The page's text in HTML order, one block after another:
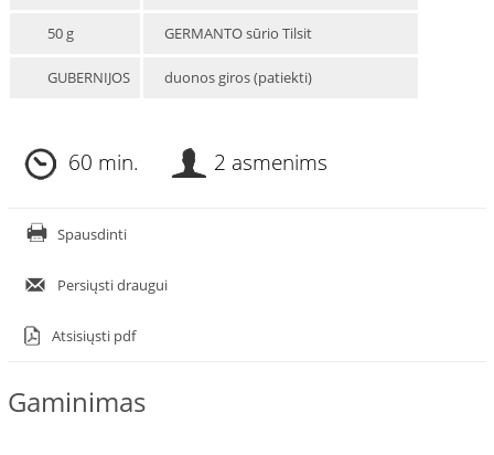
50 g GERMANTO sūrio Tilsit
GUBERNIJOS duonos giros (patiekti)
60 min. 2 asmenims
Spausdinti
Persiųsti draugui
Atsisiųsti pdf
Gaminimas